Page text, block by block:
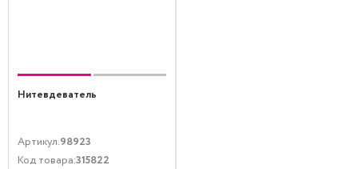
Нитевдеватель
Артикул:98923
Код товара:315822